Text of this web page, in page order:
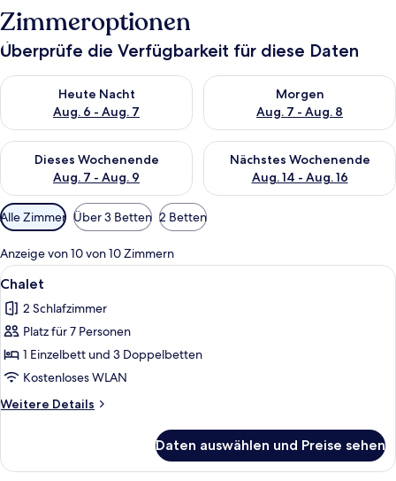
Zimmeroptionen
Überprüfe die Verfügbarkeit für diese Daten
Heute Nacht
Aug. 6 - Aug. 7
Überprüfe die Verfügbarkeit für heute Nacht, Aug. 6 - Aug. 7.
Morgen
Aug. 7 - Aug. 8
Überprüfe die Verfügbarkeit
Dieses Wochenende
Aug. 7 - Aug. 9
Überprüfe die Verfügbarkeit für dieses Wochenende, Aug. 7
Nächstes Wochenende
Aug. 14 - Aug. 16
Überprüfe die Verfügbarkeit
Verfügbare
Filter
für
Zimmer
Alle Zimmer Über 3 Betten 2 Betten
Anzeige von 10 von 10 Zimmern
Alle
Fotos
für
Chalet
anzeigen
Ein Holzhütten-Zimmer mit zwei
5
Chalet
2 Schlafzimmer
Platz für 7 Personen
1 Einzelbett und 3 Doppelbetten
Kostenloses WLAN
Weitere Details
Weitere
Daten auswählen und Preise sehen